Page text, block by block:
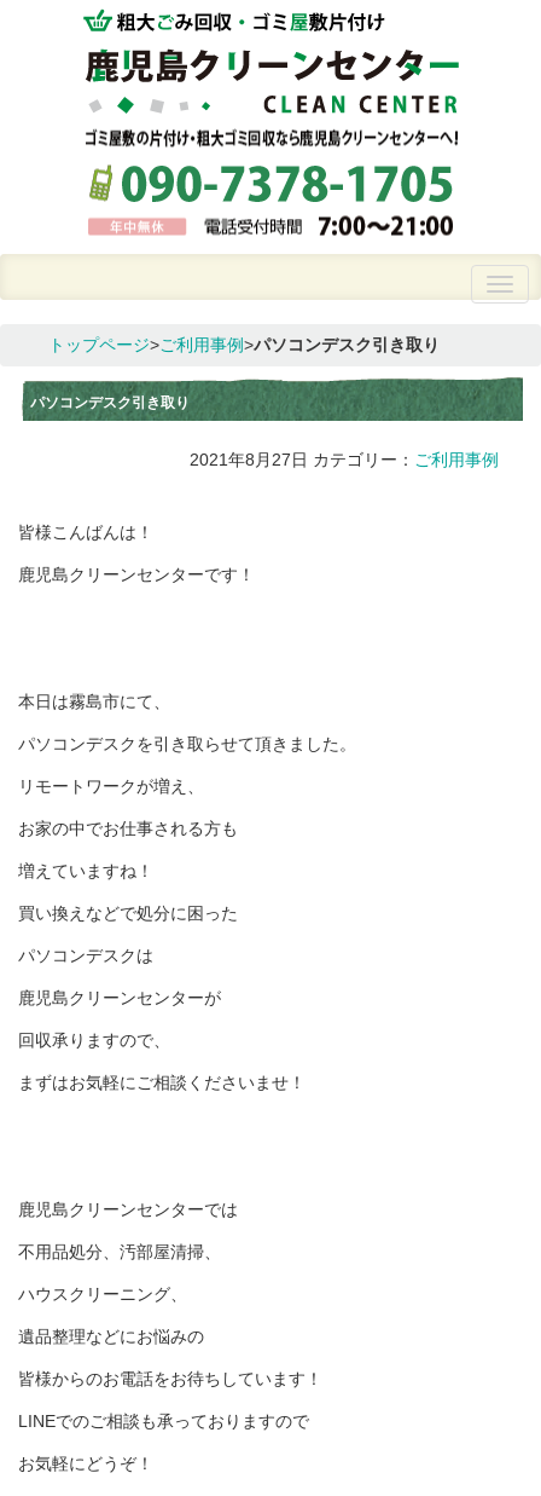
トップページ>ご利用事例>パソコンデスク引き取り
パソコンデスク引き取り
2021年8月27日 カテゴリー： ご利用事例
皆様こんばんは！
鹿児島クリーンセンターです！
本日は霧島市にて、
パソコンデスクを引き取らせて頂きました。
リモートワークが増え、
お家の中でお仕事される方も
増えていますね！
買い換えなどで処分に困った
パソコンデスクは
鹿児島クリーンセンターが
回収承りますので、
まずはお気軽にご相談くださいませ！
鹿児島クリーンセンターでは
不用品処分、汚部屋清掃、
ハウスクリーニング、
遺品整理などにお悩みの
皆様からのお電話をお待ちしています！
LINEでのご相談も承っておりますので
お気軽にどうぞ！